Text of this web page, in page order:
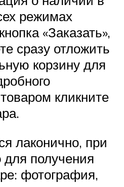
режимах
«Заказать»,
сразу отложить
корзину для
кликните
лаконично, при
для получения
фотография,